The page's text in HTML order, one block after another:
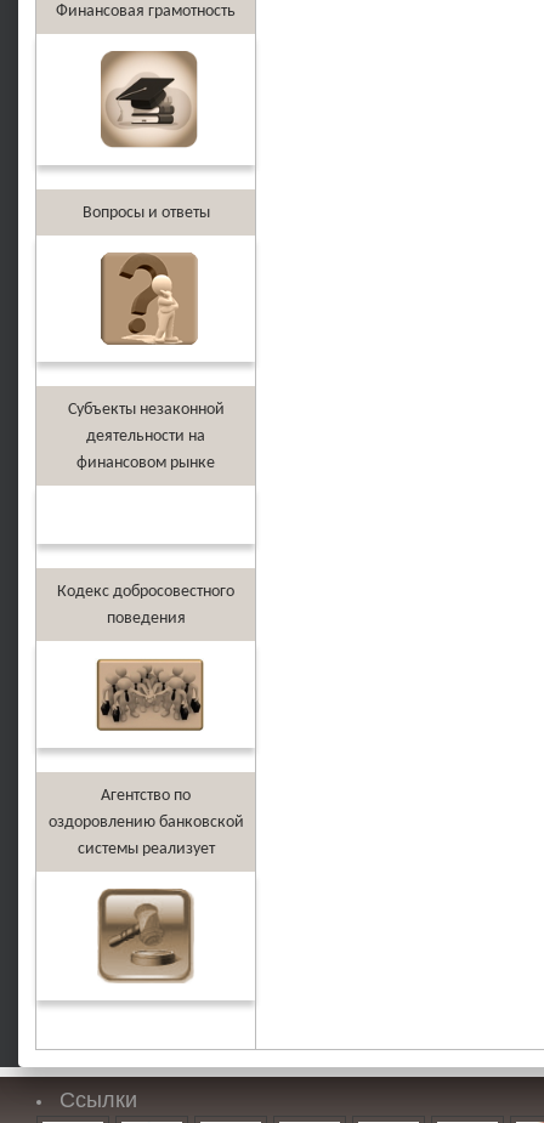
Финансовая грамотность
Вопросы и ответы
Субъекты незаконной
деятельности на
финансовом рынке
Кодекс добросовестного
поведения
Агентство по
оздоровлению банковской
системы реализует
Ссылки